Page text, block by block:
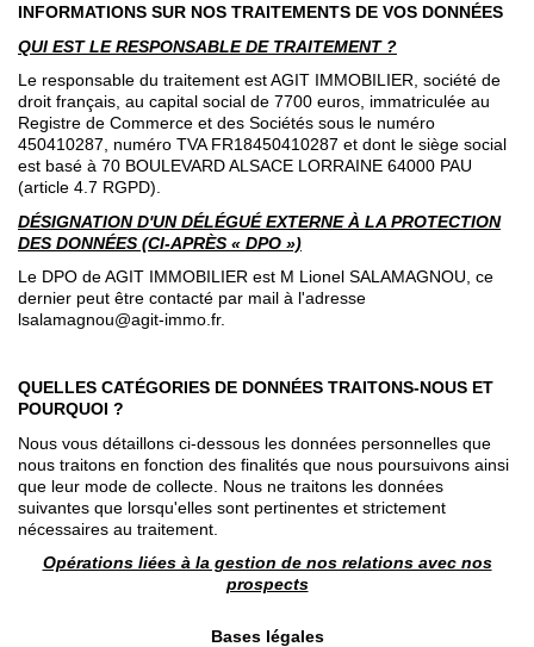
INFORMATIONS SUR NOS TRAITEMENTS DE VOS DONNÉES
QUI EST LE RESPONSABLE DE TRAITEMENT ?
Le responsable du traitement est AGIT IMMOBILIER, société de
droit français, au capital social de 7700 euros, immatriculée au
Registre de Commerce et des Sociétés sous le numéro
450410287, numéro TVA FR18450410287 et dont le siège social
est basé à 70 BOULEVARD ALSACE LORRAINE 64000 PAU
(article 4.7 RGPD).
DÉSIGNATION D'UN DÉLÉGUÉ EXTERNE À LA PROTECTION
DES DONNÉES (CI-APRÈS « DPO »)
Le DPO de AGIT IMMOBILIER est M Lionel SALAMAGNOU, ce
dernier peut être contacté par mail à l'adresse
lsalamagnou@agit-immo.fr.
QUELLES CATÉGORIES DE DONNÉES TRAITONS-NOUS ET
POURQUOI ?
Nous vous détaillons ci-dessous les données personnelles que
nous traitons en fonction des finalités que nous poursuivons ainsi
que leur mode de collecte. Nous ne traitons les données
suivantes que lorsqu'elles sont pertinentes et strictement
nécessaires au traitement.
Opérations liées à la gestion de nos relations avec nos
prospects
Bases légales